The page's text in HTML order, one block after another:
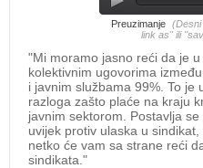
Preuzimanje
link as" ili
"Mi moramo jasno reći da je
kolektivnim ugovorima
i javnim službama 99%. To je
razloga zašto plaće na kraju
javnim sektorom. Postavlja
uvijek protiv ulaska u
netko će vam sa strane reći
sindikata."